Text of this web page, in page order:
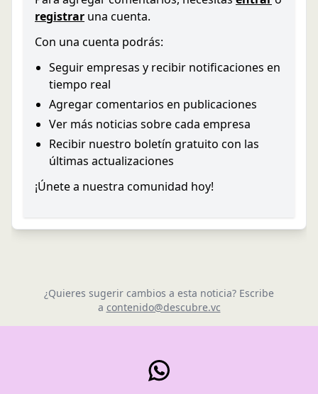
registrar una cuenta.
Con una cuenta podrás:
Seguir empresas y recibir notificaciones en
tiempo real
Agregar comentarios en publicaciones
Ver más noticias sobre cada empresa
Recibir nuestro boletín gratuito con las
últimas actualizaciones
¡Únete a nuestra comunidad hoy!
¿Quieres sugerir cambios a esta noticia? Escribe
a contenido@descubre.vc